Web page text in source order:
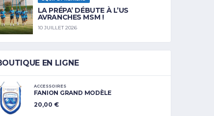
LA PRÉPA’ DÉBUTE À L’US
AVRANCHES MSM !
10 JUILLET 2026
EN LIGNE
ACCESSOIRES
FANION GRAND MODÈLE
20,00 €